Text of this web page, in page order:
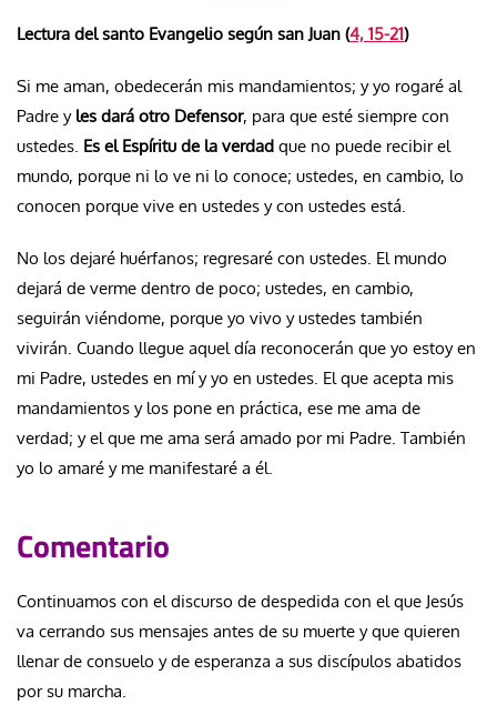
Lectura del santo Evangelio según san Juan (4, 15-21)
Si me aman, obedecerán mis mandamientos; y yo rogaré al
Padre yles dará otro Defensor, para que esté siempre con
ustedes. Es el Espíritu de la verdad que no puede recibir el
mundo, porque ni lo ve ni lo conoce; ustedes, en cambio, lo
conocen porque vive en ustedes y con ustedes está.
No los dejaré huérfanos; regresaré con ustedes. El mundo
dejará de verme dentro de poco; ustedes, en cambio,
seguirán viéndome, porque yo vivo y ustedes también
vivirán. Cuando llegue aquel día reconocerán que yo estoy en
mi Padre, ustedes en mí y yo en ustedes. El que acepta mis
mandamientos y los pone en práctica, ese me ama de
verdad; y el que me ama será amado por mi Padre. También
yo lo amaré y me manifestaré a él.
Comentario
Continuamos con el discurso de despedida con el que Jesús
va cerrando sus mensajes antes de su muerte y que quieren
llenar de consuelo y de esperanza a sus discípulos abatidos
por su marcha.